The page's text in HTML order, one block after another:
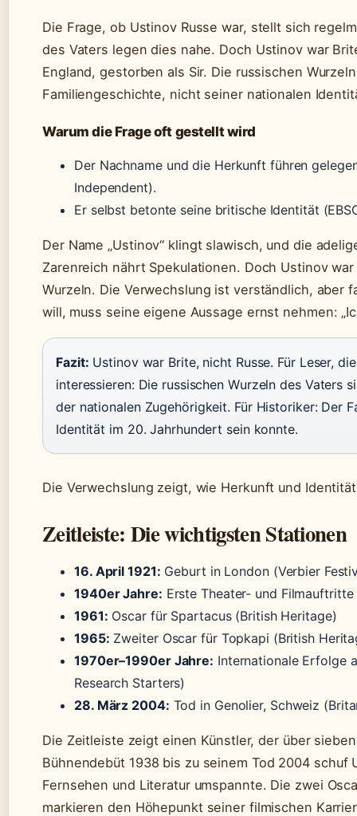
Die Frage, ob Ustinov Russe war, stellt sich
des Vaters legen dies nahe. Doch Ustinov war
England, gestorben als Sir. Die russischen
Familiengeschichte, nicht seiner nationalen
Warum die Frage oft gestellt wird
Der Nachname und die Herkunft führen
Independent).
Er selbst betonte seine britische Identität
Der Name „Ustinov“ klingt slawisch, und die
Zarenreich nährt Spekulationen. Doch Ustinov
Wurzeln. Die Verwechslung ist verständlich, aber
will, muss seine eigene Aussage ernst nehmen:
Fazit: Ustinov war Brite, nicht Russe. Für Leser,
interessieren: Die russischen Wurzeln des Vaters
der nationalen Zugehörigkeit. Für Historiker: Der
Identität im 20. Jahrhundert sein konnte.
Die Verwechslung zeigt, wie Herkunft und
Zeitleiste: Die wichtigsten Stationen
16. April 1921: Geburt in London (Verbier
1940er Jahre: Erste Theater- und
1961: Oscar für Spartacus (British Heritage)
1965: Zweiter Oscar für Topkapi (British
1970er–1990er Jahre: Internationale Erfolge
Research Starters)
28. März 2004: Tod in Genolier, Schweiz
Die Zeitleiste zeigt einen Künstler, der über
Bühnendebüt 1938 bis zu seinem Tod 2004 schuf
Fernsehen und Literatur umspannte. Die zwei
markieren den Höhepunkt seiner filmischen